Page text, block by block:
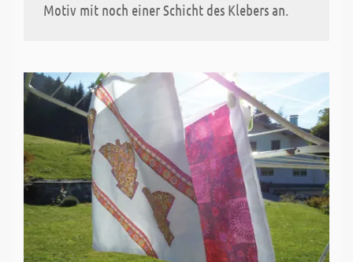
Motiv mit noch einer Schicht des Klebers an.